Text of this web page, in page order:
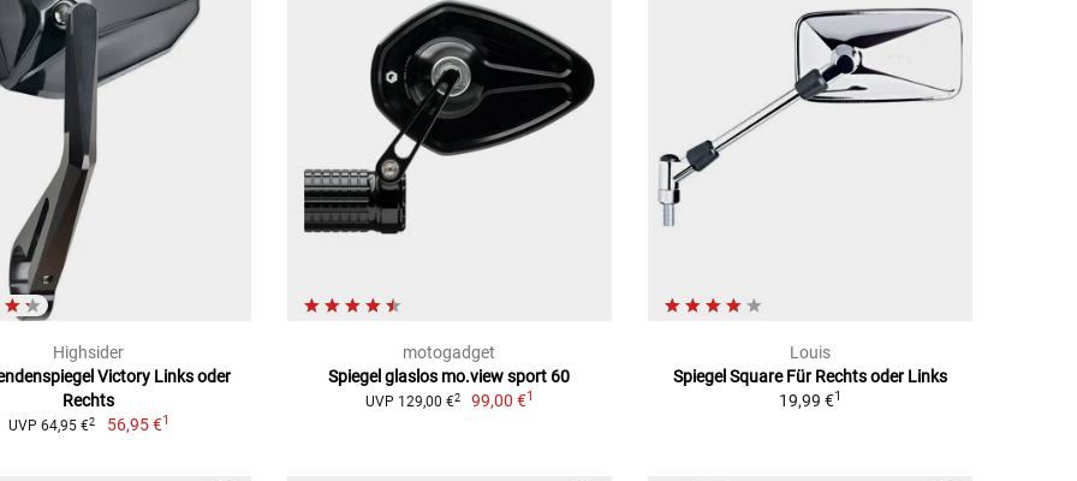
Highsider
Victory Links oder
Rechts
UVP 64,95 €2 56,95 €1
motogadget
Spiegel glaslos mo.view sport 60
UVP 129,00 €2 99,00 €1
Louis
Spiegel Square Für Rechts oder Links
19,99 €1